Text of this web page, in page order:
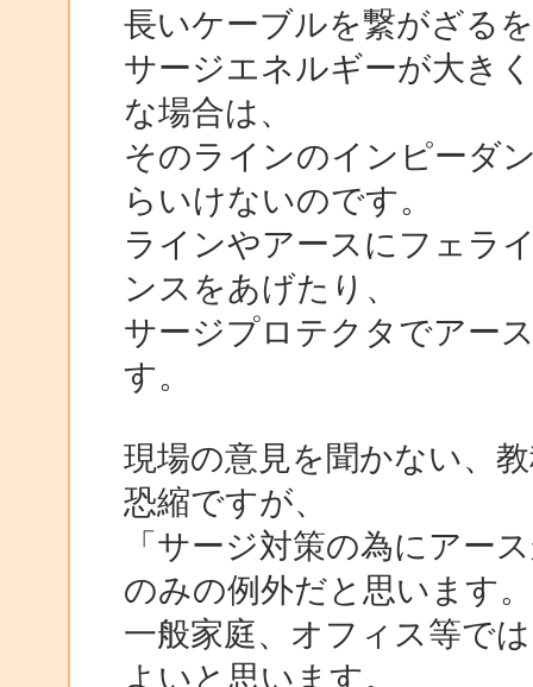
長いケーブルを繋がざる
サージエネルギーが大き
な場合は、
そのラインのインピーダ
らいけないのです。
ラインやアースにフェラ
ンスをあげたり、
サージプロテクタでアー
す。
現場の意見を聞かない、
恐縮ですが、
「サージ対策の為にアー
のみの例外だと思います。
一般家庭、オフィス等で
よいと思います。